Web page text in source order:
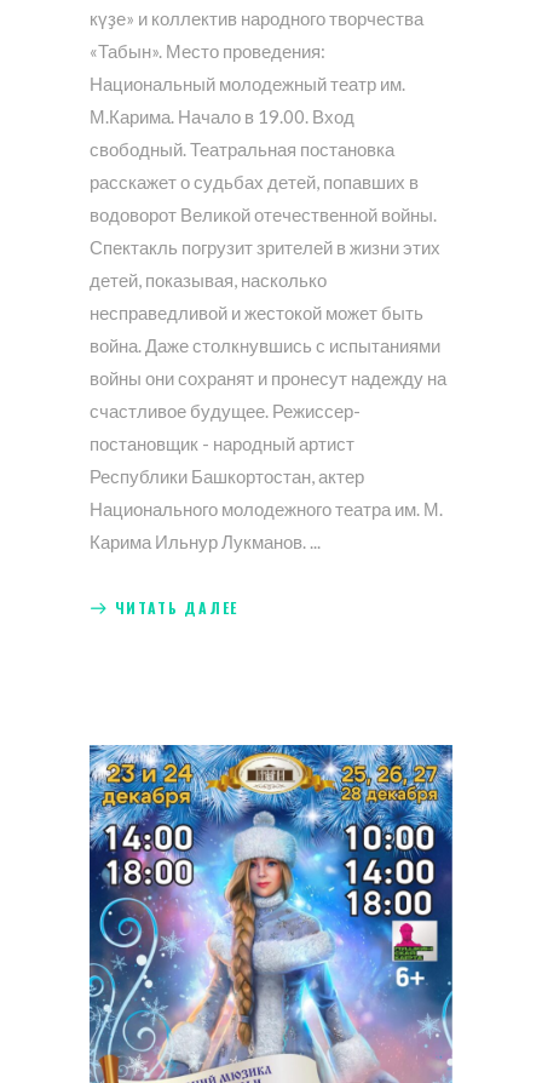
күҙе» и коллектив народного творчества
«Табын». Место проведения:
Национальный молодежный театр им.
М.Карима. Начало в 19.00. Вход
свободный. Театральная постановка
расскажет о судьбах детей, попавших в
водоворот Великой отечественной войны.
Спектакль погрузит зрителей в жизни этих
детей, показывая, насколько
несправедливой и жестокой может быть
война. Даже столкнувшись с испытаниями
войны они сохранят и пронесут надежду на
счастливое будущее. Режиссер-
постановщик - народный артист
Республики Башкортостан, актер
Национального молодежного театра им. М.
Карима Ильнур Лукманов.
ЧИТАТЬ ДАЛЕЕ